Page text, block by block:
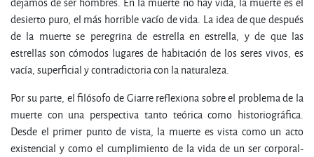
desierto puro, el más horrible vacío de vida. La idea de que después
de la muerte se peregrina de estrella en estrella, y de que las
estrellas son cómodos lugares de habitación de los seres vivos, es
vacía, superficial y contradictoria con la naturaleza.
Por su parte, el filósofo de Giarre reflexiona sobre el problema de la
muerte con una perspectiva tanto teórica como historiográfica.
Desde el primer punto de vista, la muerte es vista como un acto
existencial y como el cumplimiento de la vida de un ser corporal-